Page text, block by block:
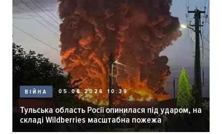
ВІЙНА 05.08.2026 10:39
Тульська область Росії опинилася під ударом, на
складі Wildberries масштабна пожежа